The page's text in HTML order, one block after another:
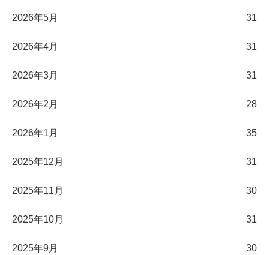
2026年5月 31
2026年4月 31
2026年3月 31
2026年2月 28
2026年1月 35
2025年12月 31
2025年11月 30
2025年10月 31
2025年9月 30